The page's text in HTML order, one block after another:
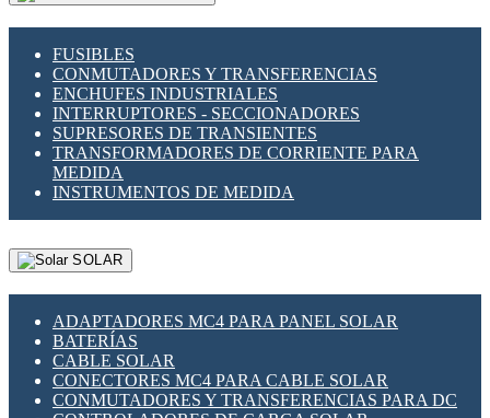
FUSIBLES
CONMUTADORES Y TRANSFERENCIAS
ENCHUFES INDUSTRIALES
INTERRUPTORES - SECCIONADORES
SUPRESORES DE TRANSIENTES
TRANSFORMADORES DE CORRIENTE PARA
MEDIDA
INSTRUMENTOS DE MEDIDA
SOLAR
ADAPTADORES MC4 PARA PANEL SOLAR
BATERÍAS
CABLE SOLAR
CONECTORES MC4 PARA CABLE SOLAR
CONMUTADORES Y TRANSFERENCIAS PARA DC